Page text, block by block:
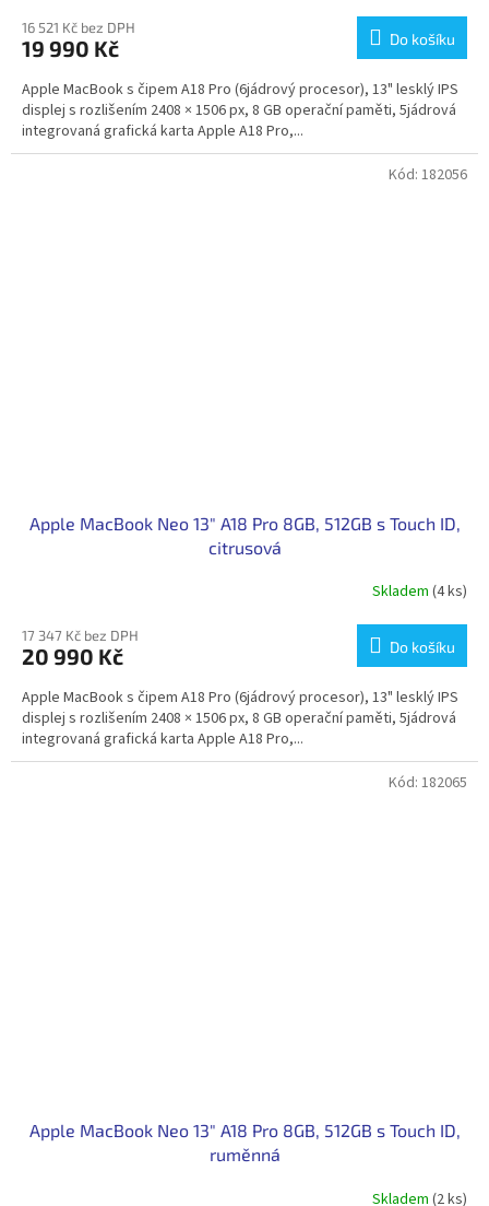
16 521 Kč bez DPH
19 990 Kč Do košíku
Apple MacBook s čipem A18 Pro (6jádrový procesor), 13" lesklý IPS
displej s rozlišením 2408 × 1506 px, 8 GB operační paměti, 5jádrová
integrovaná grafická karta Apple A18 Pro,...
Apple MacBook Neo 13" A18 Pro 8GB, 512GB s Touch ID,
citrusová
Skladem (4 ks)
17 347 Kč bez DPH
20 990 Kč Do košíku
Apple MacBook s čipem A18 Pro (6jádrový procesor), 13" lesklý IPS
displej s rozlišením 2408 × 1506 px, 8 GB operační paměti, 5jádrová
integrovaná grafická karta Apple A18 Pro,...
Kód: 182056
Apple MacBook Neo 13" A18 Pro 8GB, 512GB s Touch ID,
ruměnná
Skladem (2 ks)
Kód: 182065